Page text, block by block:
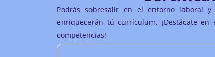
Podrás sobresalir en el entorno laboral y
enriquecerán tú currículum. ¡Destácate
competencias!